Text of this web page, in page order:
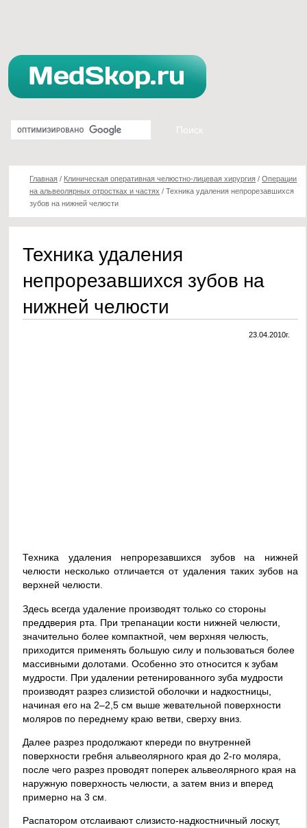
Главная / Клиническая оперативная челюстно-лицевая хирургия /Операции
на альвеолярных отростках и частях /Техника удаления непрорезавшихся
зубов на нижней челюсти
Техника удаления
непрорезавшихся зубов на
нижней челюсти
23.04.2010г.
Техника удаления непрорезавшихся зубов на нижней
челюсти несколько отличается от удаления таких зубов на
верхней челюсти.
Здесь всегда удаление производят только со стороны
преддверия рта. При трепанации кости нижней челюсти,
значительно более компактной, чем верхняя челюсть,
приходится применять большую силу и пользоваться более
массивными долотами. Особенно это относится к зубам
мудрости. При удалении ретенированного зуба мудрости
производят разрез слизистой оболочки и надкостницы,
начиная его на 2–2,5 см выше жевательной поверхности
моляров по переднему краю ветви, сверху вниз.
Далее разрез продолжают кпереди по внутренней
поверхности гребня альвеолярного края до 2-го моляра,
после чего разрез проводят поперек альвеолярного края на
наружную поверхность челюсти, а затем вниз и вперед
примерно на 3 см.
Распатором отслаивают слизисто-надкостничный лоскут,